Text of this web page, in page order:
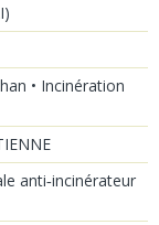
• Incinération
anti‑incinérateur